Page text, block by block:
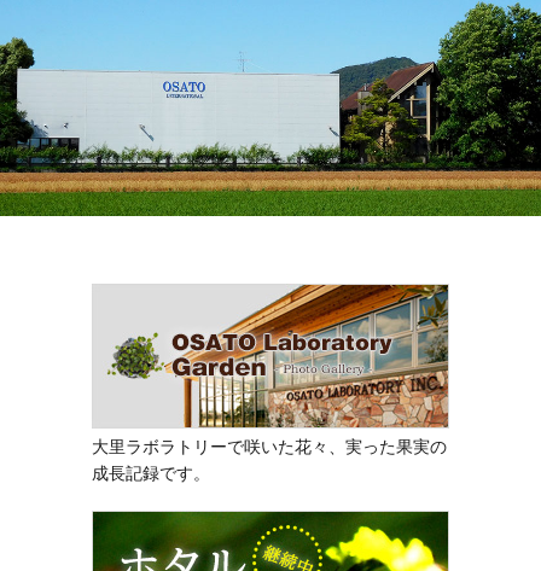
大里ラボラトリーで咲いた花々、実った果実の
成長記録です。